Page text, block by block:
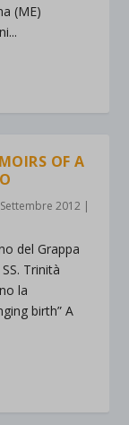
(ME)
OF A
Settembre 2012 |
del Grappa
Trinità
la
birth” A